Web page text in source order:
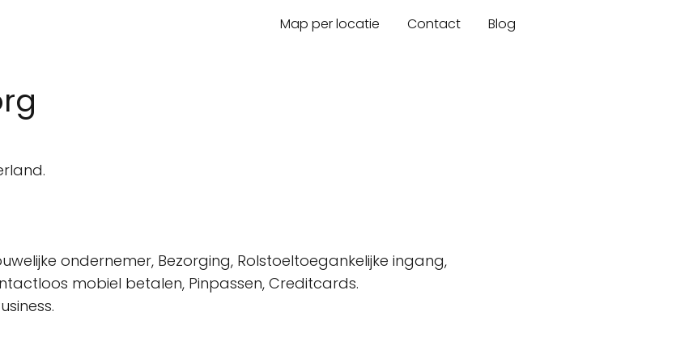
Map per locatie Contact Blog
ondernemer, Bezorging, Rolstoeltoegankelijke ingang,
mobiel betalen, Pinpassen, Creditcards.